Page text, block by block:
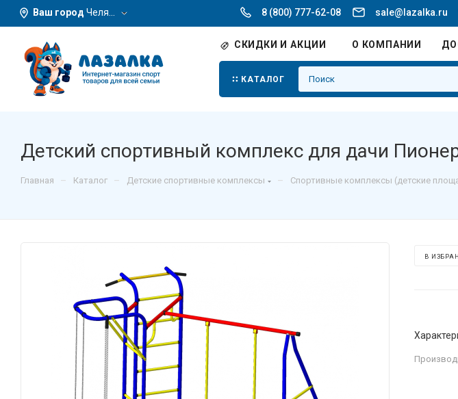
Ваш город Челябинск 8 (800) 777-62-08 sale@lazalka.ru
СКИДКИ И АКЦИИ О КОМПАНИИ
КАТАЛОГ
Детский спортивный комплекс для дачи
Главная – Каталог – Детские спортивные комплексы – Спортивные комплексы (детские
В